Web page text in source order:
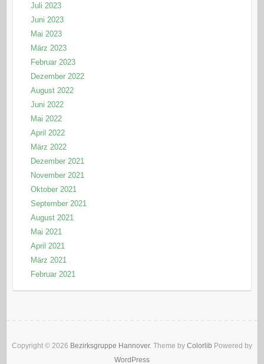
Juli 2023
Juni 2023
Mai 2023
März 2023
Februar 2023
Dezember 2022
August 2022
Juni 2022
Mai 2022
April 2022
März 2022
Dezember 2021
November 2021
Oktober 2021
September 2021
August 2021
Mai 2021
April 2021
März 2021
Februar 2021
Copyright © 2026 Bezirksgruppe Hannover. Theme by Colorlib Powered by
WordPress